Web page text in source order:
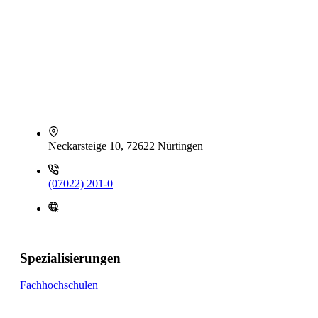
Neckarsteige 10, 72622 Nürtingen
(07022) 201-0
Spezialisierungen
Fachhochschulen